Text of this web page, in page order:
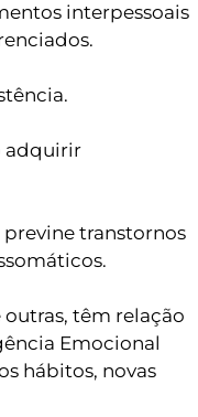
interpessoais
adquirir
previne transtornos
têm relação
Emocional
hábitos, novas